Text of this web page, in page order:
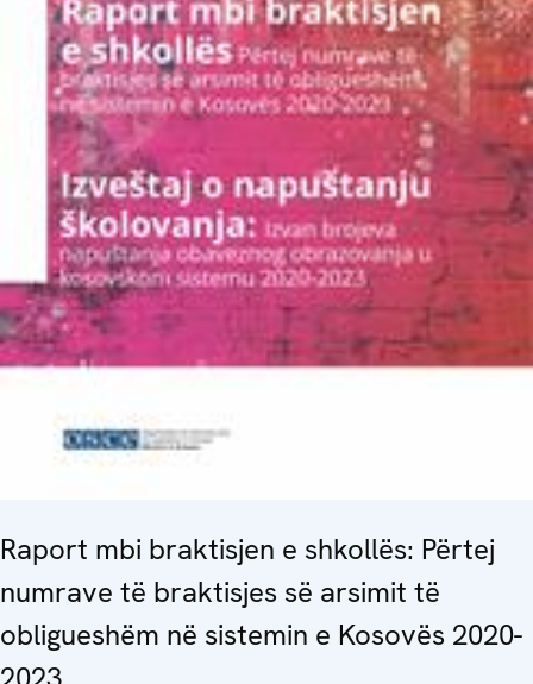
Raport mbi braktisjen e shkollës: Përtej
numrave të braktisjes së arsimit të
obligueshëm në sistemin e Kosovës 2020-